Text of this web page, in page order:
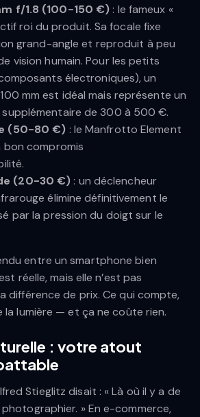
f/1.8 (100-150 €): le fameux «
roi du produit. Sa focale fixe
grand-angle et reproduit à peu
vision humain. Pour les petits
électroniques), un
mm est idéal mais représente un
de 300 à 500 €.
(50-80 €) : le Manfrotto Element
bon compromis
(20-30 €): un déclencheur
élimine définitivement le
par la pression du doigt sur le
entre un smartphone bien
réelle, mais elle n’est pas
différence de prix. Ce qui compte,
la lumière — et ça ne coûte rien.
: votre atout
Stieglitz disait : « Là où il y a de
» En e-commerce,